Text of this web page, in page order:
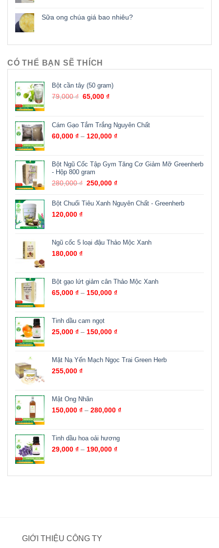
Sữa ong chúa giá bao nhiêu?
CÓ THỂ BẠN SẼ THÍCH
Bột cần tây (50 gram)
79,000₫ 65,000₫
Cám Gạo Tắm Trắng Nguyên Chất
60,000 ₫ – 120,000 ₫
Bột Ngũ Cốc Tập Gym Tăng Cơ Giảm Mỡ Greenherb
- Hộp 800 gram
280,000₫ 250,000₫
Bột Chuối Tiêu Xanh Nguyên Chất - Greenherb
120,000 ₫
Ngũ cốc 5 loại đậu Thảo Mộc Xanh
180,000 ₫
Bột gạo lứt giảm cân Thảo Mộc Xanh
65,000 ₫ – 150,000 ₫
Tinh dầu cam ngọt
25,000 ₫ – 150,000 ₫
Mặt Nạ Yến Mạch Ngọc Trai Green Herb
255,000 ₫
Mật Ong Nhãn
150,000 ₫ – 280,000 ₫
Tinh dầu hoa oải hương
29,000 ₫ – 190,000 ₫
GIỚI THIỆU CÔNG TY